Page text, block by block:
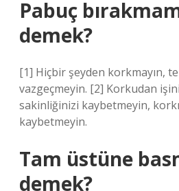
Pabuç
demek?
[1] Hiçbir şeyden korkmayın,
vazgeçmeyin. [2] Korkudan
sakinliğinizi kaybetmeyin,
kaybetmeyin.
Tam üstüne
demek?